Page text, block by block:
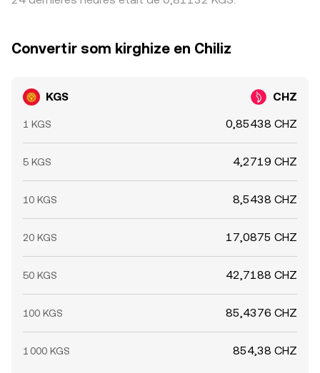
Convertir som kirghize en Chiliz
KGS CHZ
1 KGS 0,85438 CHZ
5 KGS 4,2719 CHZ
10 KGS 8,5438 CHZ
20 KGS 17,0875 CHZ
50 KGS 42,7188 CHZ
100 KGS 85,4376 CHZ
1 000 KGS 854,38 CHZ